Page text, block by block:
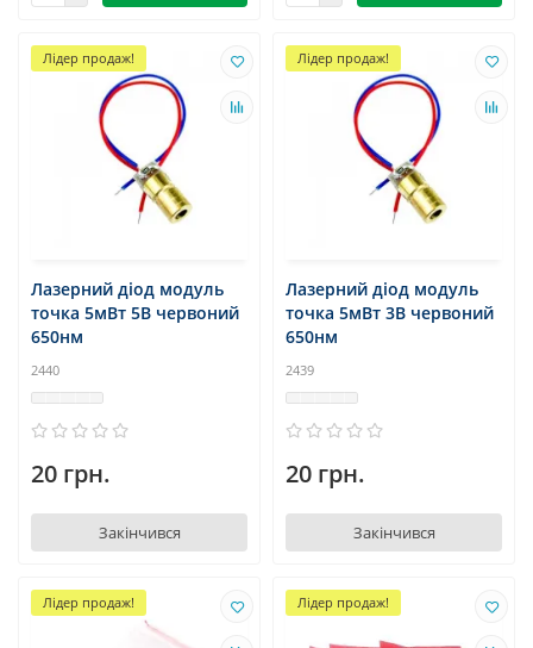
Лідер продаж!
Лазерний діод модуль
точка 5мВт 5В червоний
650нм
2440
20 грн.
Закінчився
Лідер продаж!
Лазерний діод модуль
точка 5мВт 3В червоний
650нм
2439
20 грн.
Закінчився
Лідер продаж! Лідер продаж!